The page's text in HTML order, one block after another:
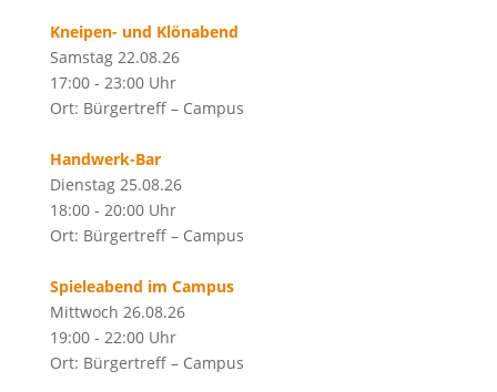
Kneipen- und Klönabend
Samstag 22.08.26
17:00 - 23:00 Uhr
Ort: Bürgertreff – Campus
Handwerk-Bar
Dienstag 25.08.26
18:00 - 20:00 Uhr
Ort: Bürgertreff – Campus
Spieleabend im Campus
Mittwoch 26.08.26
19:00 - 22:00 Uhr
Ort: Bürgertreff – Campus